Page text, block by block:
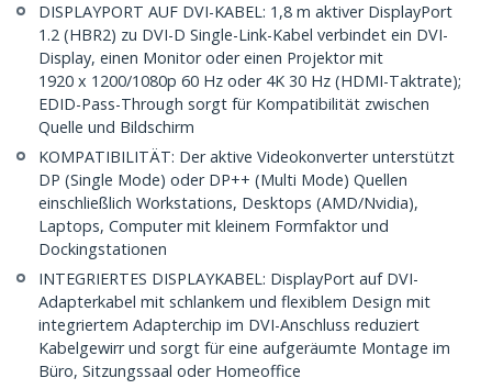
DISPLAYPORT AUF DVI-KABEL: 1,8 m aktiver DisplayPort
1.2 (HBR2) zu DVI-D Single-Link-Kabel verbindet ein DVI-
Display, einen Monitor oder einen Projektor mit
1920 x 1200/1080p 60 Hz oder 4K 30 Hz (HDMI-Taktrate);
EDID-Pass-Through sorgt für Kompatibilität zwischen
Quelle und Bildschirm
KOMPATIBILITÄT: Der aktive Videokonverter unterstützt
DP (Single Mode) oder DP++ (Multi Mode) Quellen
einschließlich Workstations, Desktops (AMD/Nvidia),
Laptops, Computer mit kleinem Formfaktor und
Dockingstationen
INTEGRIERTES DISPLAYKABEL: DisplayPort auf DVI-
Adapterkabel mit schlankem und flexiblem Design mit
integriertem Adapterchip im DVI-Anschluss reduziert
Kabelgewirr und sorgt für eine aufgeräumte Montage im
Büro, Sitzungssaal oder Homeoffice